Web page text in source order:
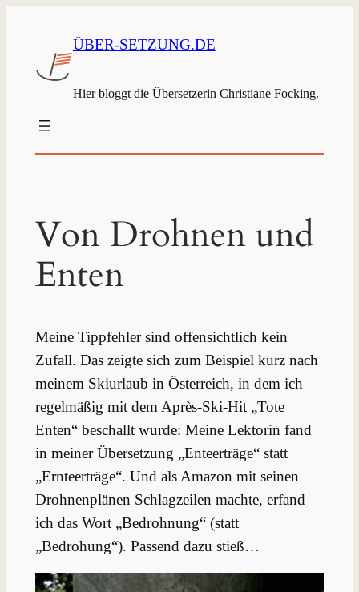
ÜBER-SETZUNG.DE
Hier bloggt die Übersetzerin Christiane Focking.
Von Drohnen und
Enten
Meine Tippfehler sind offensichtlich kein
Zufall. Das zeigte sich zum Beispiel kurz nach
meinem Skiurlaub in Österreich, in dem ich
regelmäßig mit dem Après-Ski-Hit „Tote
Enten“ beschallt wurde: Meine Lektorin fand
in meiner Übersetzung „Enteerträge“ statt
„Ernteerträge“. Und als Amazon mit seinen
Drohnenplänen Schlagzeilen machte, erfand
ich das Wort „Bedrohnung“ (statt
„Bedrohung“). Passend dazu stieß…